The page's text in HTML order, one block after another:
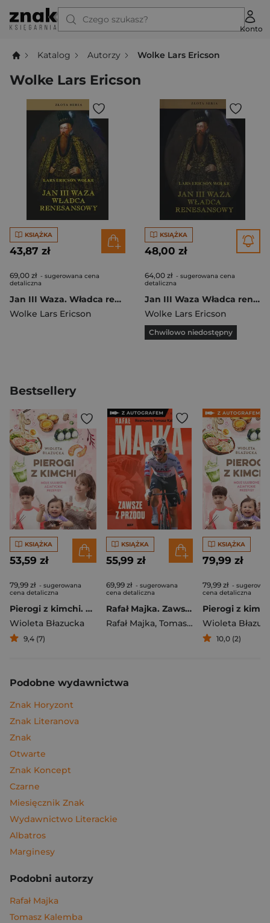
Czego szukasz?
Konto
Katalog Autorzy Wolke Lars Ericson
Wolke Lars Ericson
KSIĄŻKA
43,87 zł
69,00 zł - sugerowana cena
detaliczna
Jan III Waza. Władca renesansu w.2
Wolke Lars Ericson
KSIĄŻKA
48,00 zł
64,00 zł - sugerowana cena
detaliczna
Jan III Waza Władca renesansowy
Wolke Lars Ericson
Chwilowo niedostępny
Bestsellery
KSIĄŻKA
53,59 zł
79,99 zł - sugerowana
cena detaliczna
Pierogi z kimchi. Moje ulubione azjatyckie przepisy
Wioleta Błazucka
9,4 (7)
KSIĄŻKA
55,99 zł
69,99 zł - sugerowana
cena detaliczna
Rafał Majka. Zawsze z przodu. Rozmawia Tomasz Kalemba - książka z autografem
Rafał Majka, Tomasz Kalemba
KSIĄŻKA
79,99 zł
79,99 zł -
cena detaliczna
Wioleta
10,0 (2)
Podobne wydawnictwa
Znak Horyzont
Znak Literanova
Znak
Otwarte
Znak Koncept
Czarne
Miesięcznik Znak
Wydawnictwo Literackie
Albatros
Marginesy
Podobni autorzy
Rafał Majka
Tomasz Kalemba